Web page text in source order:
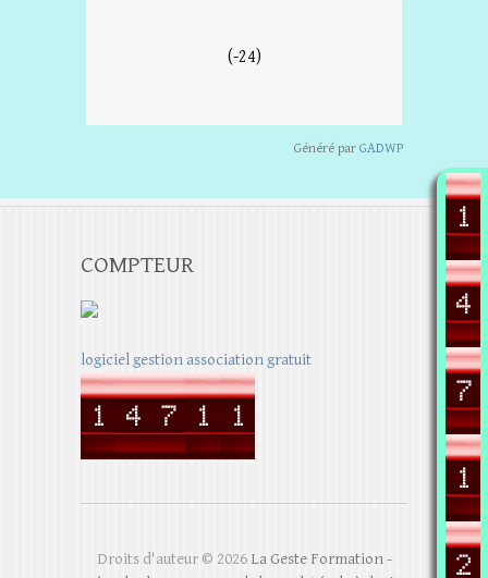
(-24)
Généré par GADWP
COMPTEUR
logiciel gestion association gratuit
Droits d'auteur © 2026 La Geste Formation -